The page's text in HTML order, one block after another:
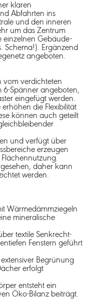
klaren
Abfahrten ins
und den inneren
um das Zentrum
einzelnen Gebäude-
Schema!). Ergänzend
angeboten.
vom verdichteten
6-Spänner angeboten,
eingefügt werden.
die Flexibilität
können auch geteilt
und verfügt über
erzeugen
daher kann
werden.
Wärmedämmziegeln
mineralische
textile Senkrecht-
Fenstern geführt
Begrünung
erfolgt
entsteht ein
Öko-Bilanz beiträgt.